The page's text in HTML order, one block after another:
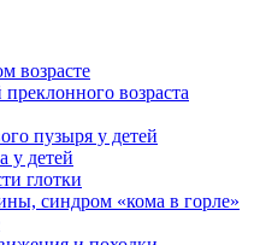
возрасте
возраста
пузыря у детей
у детей
глотки
синдром «кома в горле»